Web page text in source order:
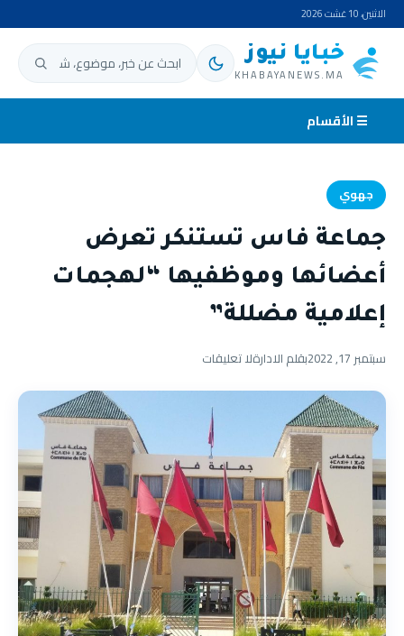
الاثنين، 10 غشت 2026
خبايا نيوز
KHABAYANEWS.MA ابحث عن:
☰ الأقسام
جهوي
جماعة فاس تستنكر تعرض
أعضائها وموظفيها “لهجمات
إعلامية مضللة”
سبتمبر 17, 2022 بقلم الادارةلا تعليقات